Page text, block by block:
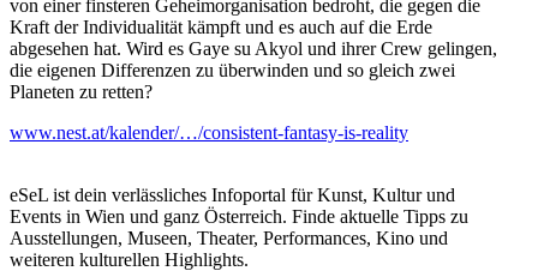
von einer finsteren Geheimorganisation bedroht, die gegen die
Kraft der Individualität kämpft und es auch auf die Erde
abgesehen hat. Wird es Gaye su Akyol und ihrer Crew gelingen,
die eigenen Differenzen zu überwinden und so gleich zwei
Planeten zu retten?
www.nest.at/kalender/…/consistent-fantasy-is-reality
eSeL ist dein verlässliches Infoportal für Kunst, Kultur und
Events in Wien und ganz Österreich. Finde aktuelle Tipps zu
Ausstellungen, Museen, Theater, Performances, Kino und
weiteren kulturellen Highlights.